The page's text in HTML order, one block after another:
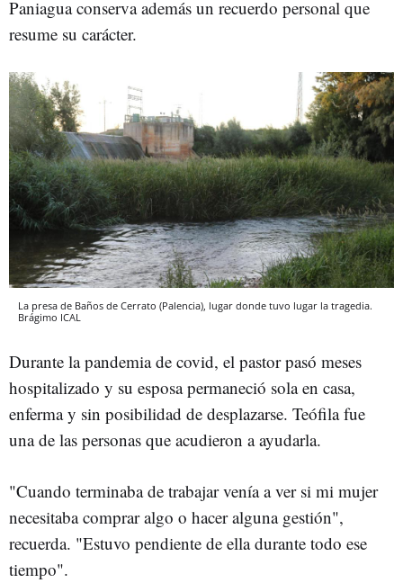
Paniagua conserva además un recuerdo personal que
resume su carácter.
La presa de Baños de Cerrato (Palencia), lugar donde tuvo lugar la tragedia.
Brágimo ICAL
Durante la pandemia de covid, el pastor pasó meses
hospitalizado y su esposa permaneció sola en casa,
enferma y sin posibilidad de desplazarse. Teófila fue
una de las personas que acudieron a ayudarla.
"Cuando terminaba de trabajar venía a ver si mi mujer
necesitaba comprar algo o hacer alguna gestión",
recuerda. "Estuvo pendiente de ella durante todo ese
tiempo".